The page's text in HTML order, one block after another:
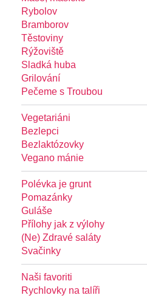
Rybolov
Bramborov
Těstoviny
Rýžoviště
Sladká huba
Grilování
Pečeme s Troubou
Vegetariáni
Bezlepci
Bezlaktózovky
Vegano mánie
Polévka je grunt
Pomazánky
Guláše
Přílohy jak z výlohy
(Ne) Zdravé saláty
Svačinky
Naši favoriti
Rychlovky na talíři